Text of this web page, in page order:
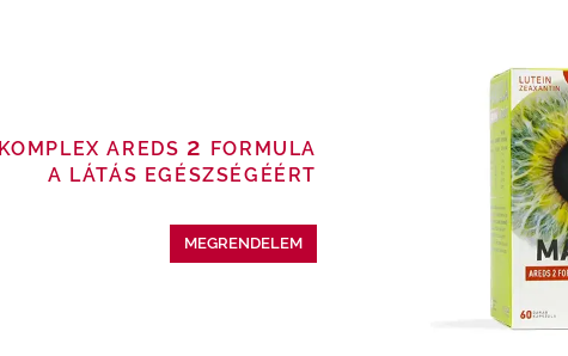
AREDS2 FORMULA
A LÁTÁS EGÉSZSÉGÉÉRT
MEGRENDELEM